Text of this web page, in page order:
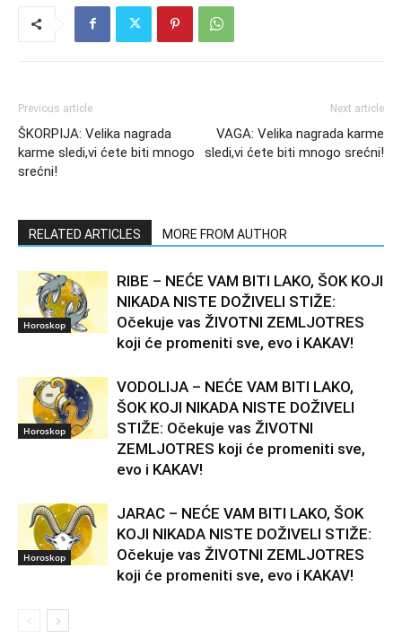
Previous article
ŠKORPIJA: Velika nagrada
karme sledi,vi ćete biti mnogo
srećni!
Next article
VAGA: Velika nagrada karme
sledi,vi ćete biti mnogo srećni!
RELATED ARTICLES MORE FROM AUTHOR
Horoskop
RIBE – NEĆE VAM BITI LAKO, ŠOK KOJI
NIKADA NISTE DOŽIVELI STIŽE:
Očekuje vas ŽIVOTNI ZEMLJOTRES
koji će promeniti sve, evo i KAKAV!
Horoskop
VODOLIJA – NEĆE VAM BITI LAKO,
ŠOK KOJI NIKADA NISTE DOŽIVELI
STIŽE: Očekuje vas ŽIVOTNI
ZEMLJOTRES koji će promeniti sve,
evo i KAKAV!
Horoskop
JARAC – NEĆE VAM BITI LAKO, ŠOK
KOJI NIKADA NISTE DOŽIVELI STIŽE:
Očekuje vas ŽIVOTNI ZEMLJOTRES
koji će promeniti sve, evo i KAKAV!